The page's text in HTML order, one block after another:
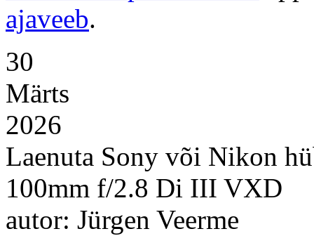
ajaveeb.
30
Märts
2026
Laenuta Sony või Nikon
100mm f/2.8 Di III VXD
autor: Jürgen Veerme